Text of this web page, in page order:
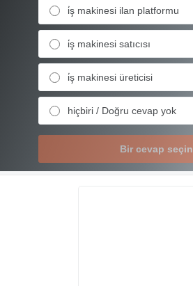
i̇ş makinesi ilan platformu
i̇ş makinesi satıcısı
i̇ş makinesi üreticisi
hiçbiri / Doğru cevap yok
Bir cevap seçin